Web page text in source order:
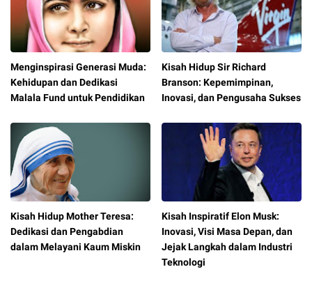
Menginspirasi Generasi Muda:
Kehidupan dan Dedikasi
Malala Fund untuk Pendidikan
Kisah Hidup Sir Richard
Branson: Kepemimpinan,
Inovasi, dan Pengusaha Sukses
Kisah Hidup Mother Teresa:
Dedikasi dan Pengabdian
dalam Melayani Kaum Miskin
Kisah Inspiratif Elon Musk:
Inovasi, Visi Masa Depan, dan
Jejak Langkah dalam Industri
Teknologi